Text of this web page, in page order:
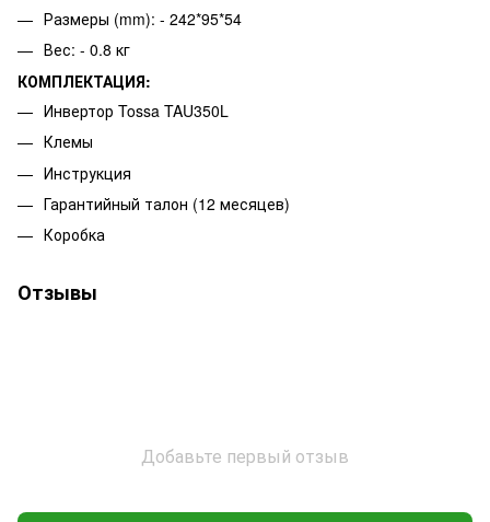
Размеры (mm): - 242*95*54
Вес: - 0.8 кг
КОМПЛЕКТАЦИЯ:
Инвертор Tossa TAU350L
Клемы
Инструкция
Гарантийный талон (12 месяцев)
Коробка
Отзывы
Добавьте первый отзыв